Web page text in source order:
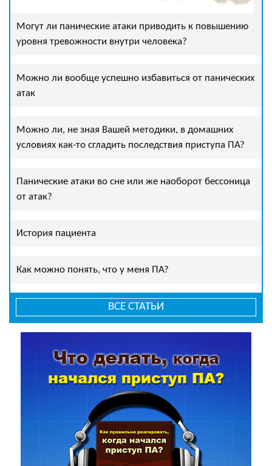
Могут ли панические атаки приводить к повышению
уровня тревожности внутри человека?
Можно ли вообще успешно избавиться от панических
атак
Можно ли, не зная Вашей методики, в домашних
условиях как-то сгладить последствия приступа ПА?
Панические атаки во сне или же наоборот бессоница
от атак?
История пациента
Как можно понять, что у меня ПА?
ВСЕ СТАТЬИ